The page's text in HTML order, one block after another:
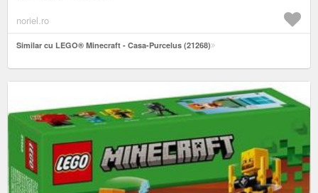
noriel.ro
Similar cu LEGO® Minecraft - Casa-Purcelus (21268)